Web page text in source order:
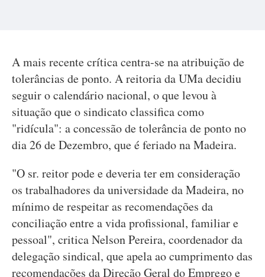
A mais recente crítica centra-se na atribuição de
tolerâncias de ponto. A reitoria da UMa decidiu
seguir o calendário nacional, o que levou à
situação que o sindicato classifica como
"ridícula": a concessão de tolerância de ponto no
dia 26 de Dezembro, que é feriado na Madeira.
"O sr. reitor pode e deveria ter em consideração
os trabalhadores da universidade da Madeira, no
mínimo de respeitar as recomendações da
conciliação entre a vida profissional, familiar e
pessoal", critica Nelson Pereira, coordenador da
delegação sindical, que apela ao cumprimento das
recomendações da Direção Geral do Emprego e